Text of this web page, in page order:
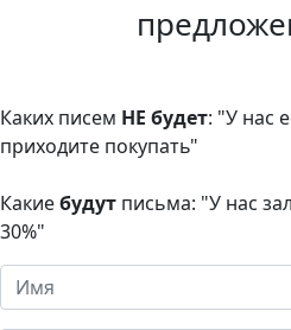
Каких писем НЕ будет: "У нас
приходите покупать"
Какиебудут письма: "У нас
30%"